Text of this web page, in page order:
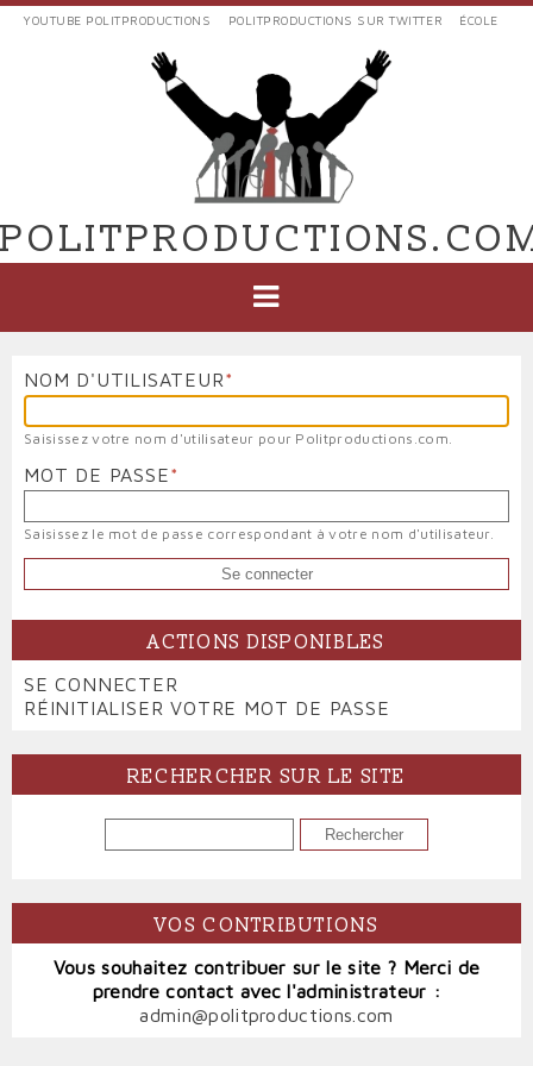
Aller
EXTERNES
POLIT'PRODUCTIONS
YOUTUBE POLITPRODUCTIONS POLITPRODUCTIONS SUR TWITTER ÉCOLE
NOM D'UTILISATEUR
Saisissez votre nom d'utilisateur pour Politproductions.com.
MOT DE PASSE
Saisissez le mot de passe correspondant à votre nom d'utilisateur.
ACTIONS DISPONIBLES
PRIMARY
TABS
SE CONNECTER
ACTIF)
RÉINITIALISER VOTRE MOT DE PASSE
RECHERCHER SUR LE SITE
VOS CONTRIBUTIONS
Vous souhaitez contribuer sur le site ? Merci de
prendre contact avec l'administrateur :
admin@politproductions.com